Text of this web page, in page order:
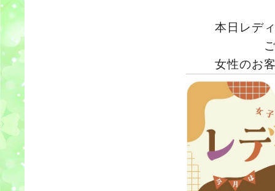
本日レデ
女性のお